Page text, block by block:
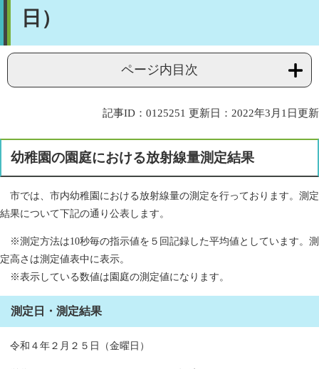
日）
ページ内目次
記事ID：0125251 更新日：2022年3月1日更新
幼稚園の園庭における放射線量測定結果
市では、市内幼稚園における放射線量の測定を行っております。測定
結果について下記の通り公表します。
※測定方法は10秒毎の指示値を５回記録した平均値としています。測
定高さは測定値表中に表示。
※表示している数値は園庭の測定値になります。
測定日・測定結果
令和４年２月２５日（金曜日）